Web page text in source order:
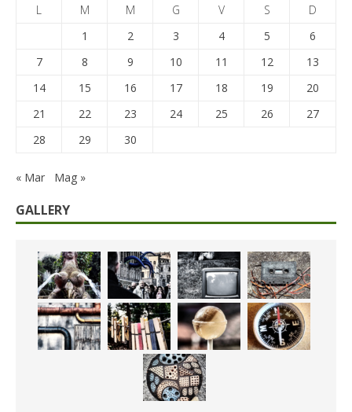
L
M M G V S
D
1
2 3 4 5
6
7
8 9 10 11 12
13
14
15 16 17 18 19
20
21
22 23 24 25 26
27
28
29 30
« Mar Mag »
GALLERY